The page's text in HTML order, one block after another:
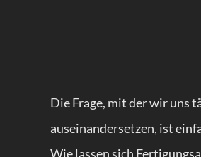
Die Frage, mit der wir uns
auseinandersetzen, ist
Wie lassen sich